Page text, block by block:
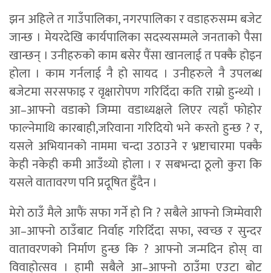
झन अहिले त गाउँपालिका, नगरपालिका र वडाहरुसम्म बजेट
जान्छ । मेयरदेखि कार्यपालिका सदस्यसम्मले जनताको पैसा
खान्छन् । उनीहरुको काम बसेर पैंसा खानलाई त पक्कै होइन
होला । काम गर्नलाई नै हो सायद । उनीहरुले नै उपलब्ध
बजेटमा सरसफाइ र वृक्षारोपण गरिदिँदा कति राम्रो हुन्थ्यो ।
आ–आफ्नो वडाको जिम्मा वडाध्यक्षले लिएर त्यहाँ फोहोर
फाल्नेमाथि कारबाही,जरिवाना गरिदियो भने कस्तो हुन्छ ? र,
यसले अभियानको नाममा चन्दा उठाउने र भ्रष्टाचारमा पक्कै
केही नकेही कमी आउँथ्यो होला । र सबभन्दा ठूलो कुरा कि
यसले वातावरण पनि प्रदूषित हुँदैन ।
मेरो ठाउँ मैले आफैं सफा गर्ने हो नि ? सबैले आफ्नो जिम्मेवारी
आ–आफ्नो ठाउँबाट निर्वाह गरिदिँदा सफा, स्वच्छ र सुन्दर
वातावरणको निर्माण हुन्छ कि ? आफ्नो जन्मदिन होस् वा
विवाहोत्सव । हामी सबैले आ–आफ्नो ठाउँमा एउटा बोट